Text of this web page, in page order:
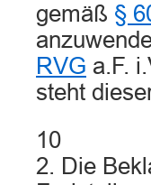
gemäß §
RVG a.F.
steht
10
2. Die